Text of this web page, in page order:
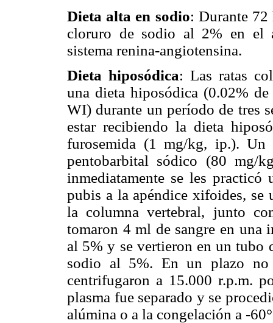
Dieta alta en sodio: Durante 72
cloruro de sodio al 2% en el
sistema renina-angiotensina.
Dieta hiposódica: Las ratas
una dieta hiposódica (0.02%
WI) durante un período de tres
estar recibiendo la dieta
furosemida (1 mg/kg, ip.). Un
pentobarbital sódico (80 mg/
inmediatamente se les
pubis a la apéndice xifoides, se
la columna vertebral, junto
tomaron 4 ml de sangre en una
al 5% y se vertieron en un tubo
sodio al 5%. En un plazo no
centrifugaron a 15.000 r.p.m.
plasma fue separado y se
alúmina o a la congelación a -